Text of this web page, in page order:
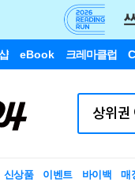
eBook 크레마클럽
신상품 이벤트 바이백 매